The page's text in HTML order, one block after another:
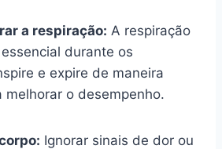
a respiração: A respiração
durante os
e expire de maneira
melhorar o desempenho.
Ignorar sinais de dor ou